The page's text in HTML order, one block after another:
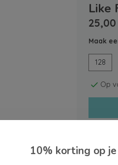
Like
25,00
Maak
128
Op
10% korting op